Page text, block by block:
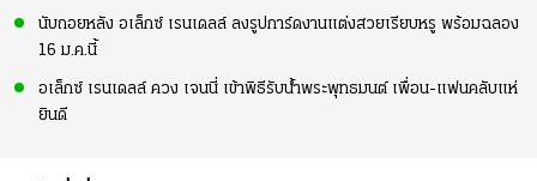
นับถอยหลัง อเล็กซ์ เรนเดลล์ ลงรูปการ์ดงานแต่งสวยเรียบหรู พร้อมฉลอง
16 ม.ค.นี้
อเล็กซ์ เรนเดลล์ ควง เจนนี่ เข้าพิธีรับน้ำพระพุทธมนต์ เพื่อน-แฟนคลับแห่
ยินดี